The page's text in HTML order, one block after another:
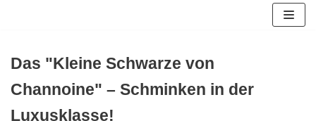
Das "Kleine Schwarze von
Channoine" – Schminken in der
Luxusklasse!